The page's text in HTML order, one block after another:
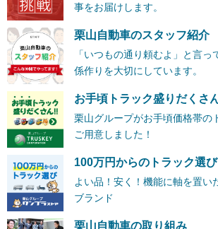
事をお届けします。
栗山自動車のスタッフ紹介
「いつもの通り頼むよ」と言っ
係作りを大切にしています。
お手頃トラック盛りだくさ
栗山グループがお手頃価格帯の
ご用意しました！
100万円からのトラック選び
よい品！安く！機能に軸を置い
ブランド
栗山自動車の取り組み